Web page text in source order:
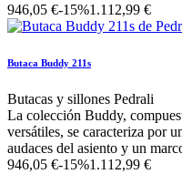
946,05 €-15%1.112,99 €
Butaca Buddy 211s
Butacas y sillones Pedrali
La colección Buddy,
versátiles, se caracteriza por
audaces del asiento y un
946,05 €-15%1.112,99 €